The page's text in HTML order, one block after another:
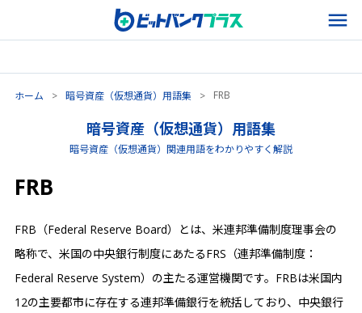
ホーム > 暗号資産（仮想通貨）用語集 > FRB
暗号資産（仮想通貨）用語集
暗号資産（仮想通貨）関連用語をわかりやすく解説
FRB
FRB（Federal Reserve Board）とは、米連邦準備制度理事会の
略称で、米国の中央銀行制度にあたるFRS（連邦準備制度：
Federal Reserve System）の主たる運営機関です。FRBは米国内
12の主要都市に存在する連邦準備銀行を統括しており、中央銀行